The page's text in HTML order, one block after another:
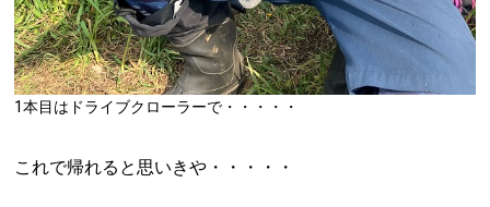
1本目はドライブクローラーで・・・・・
これで帰れると思いきや・・・・・